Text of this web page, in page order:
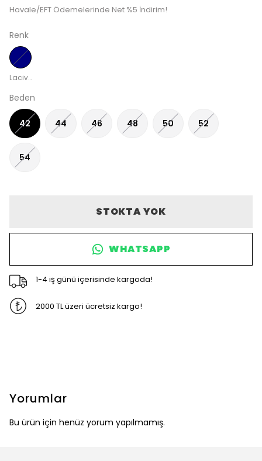
Havale/EFT Ödemelerinde Net %5 İndirim!
Renk
Lacivert
Beden
42 44 46 48 50 52
54
STOKTA YOK
WHATSAPP
1-4 iş günü içerisinde kargoda!
2000 TL üzeri ücretsiz kargo!
Yorumlar
Bu ürün için henüz yorum yapılmamış.